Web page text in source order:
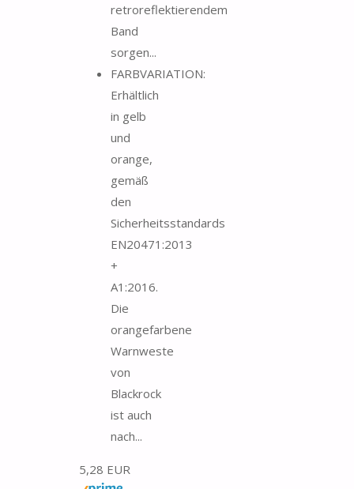
retroreflektierendem
Band
sorgen...
FARBVARIATION:
Erhältlich
in gelb
und
orange,
gemäß
den
Sicherheitsstandards
EN20471:2013
+
A1:2016.
Die
orangefarbene
Warnweste
von
Blackrock
ist auch
nach...
5,28 EUR